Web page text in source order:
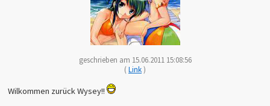
geschrieben am 15.06.2011 15:08:56
(Link)
Wilkommen zurück Wysey!!